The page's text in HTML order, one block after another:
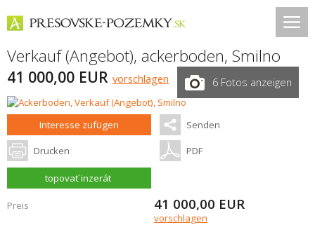
Verkauf (Angebot), ackerboden, Smilno
41 000,00 EUR vorschlagen 6 Fotos anzeigen
Interesse zufügen Senden
Drucken PDF
topovať inzerát
Preis 41 000,00 EUR
vorschlagen